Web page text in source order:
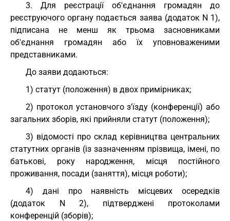
3. Для реєстрації об'єднання громадян до
реєструючого органу подається заява (додаток N 1),
підписана не менш як трьома засновниками
об'єднання громадян або їх уповноваженими
представниками.
До заяви додаються:
1) статут (положення) в двох примірниках;
2) протокол установчого з'їзду (конференції) або
загальних зборів, які прийняли статут (положення);
3) відомості про склад керівництва центральних
статутних органів (із зазначенням прізвища, імені, по
батькові, року народження, місця постійного
проживання, посади (заняття), місця роботи);
4) дані про наявність місцевих осередків
(додаток N 2), підтверджені протоколами
конференцій (зборів);